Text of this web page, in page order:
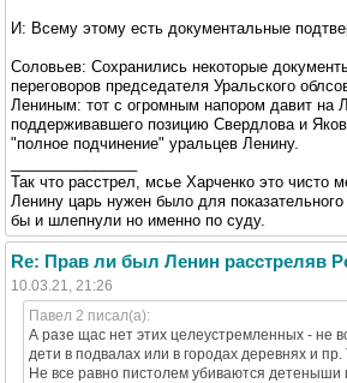
И: Всему этому есть документальные
Соловьев: Сохранились некоторые
переговоров председателя Уральского
Лениным: тот с огромным напором давит на
поддерживавшего позицию Свердлова и
"полное подчинение" уральцев Ленину.
Так что расстрел, мсье Харченко это чисто
Ленину царь нужен было для
бы и шлепнули но именно по суду.
Re: Прав ли был Ленин расстреляв
10.03.21, 21:26
Павел 2 писал(а):
А разе щас нет этих целеустремленных - не
дети в подвалах или в городах деревнях и
Не все равно пистолем убиваются детеныши